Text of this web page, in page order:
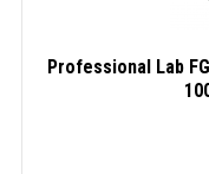
Professional Lab